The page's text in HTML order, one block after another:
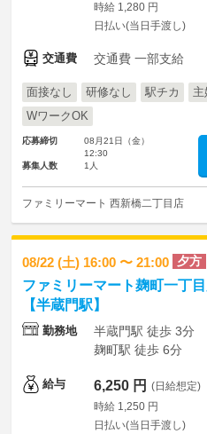
時給 1,280 円
日払い(当日手渡し)
交通費 交通費 一部支給
面接なし 研修なし 駅チカ 主
WワークOK
応募締切
08月21日（金）
12:30
募集人数
1人
ファミリーマート 西新橋二丁目店
08/22 (土) 16:00 〜 21:00 夕方
ファミリーマート麹町一丁
【半蔵門駅】
勤務地
半蔵門駅 徒歩 3分
麹町駅 徒歩 6分
給与 6,250 円 (日給想定)
時給 1,250 円
日払い(当日手渡し)